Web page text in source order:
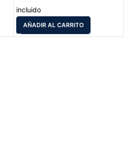
incluido
AÑADIR AL CARRITO